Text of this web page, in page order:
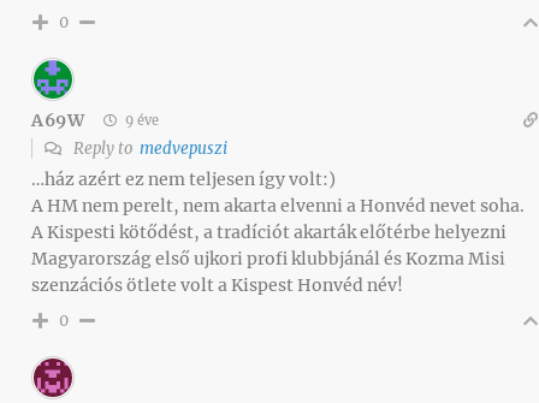
0
A69W 9 éve
Reply to medvepuszi
…ház azért ez nem teljesen így volt:)
A HM nem perelt, nem akarta elvenni a Honvéd nevet soha.
A Kispesti kötődést, a tradíciót akarták előtérbe helyezni
Magyarország első ujkori profi klubbjánál és Kozma Misi
szenzációs ötlete volt a Kispest Honvéd név!
0